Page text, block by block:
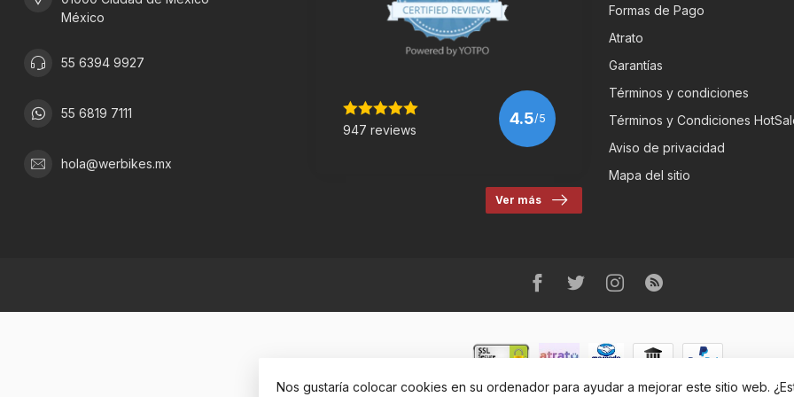
México
55 6394 9927
55 6819 7111
hola@werbikes.mx
947 reviews
4.5/5
Ver más
Formas de Pago
Atrato
Garantías
Términos y condiciones
Términos y Condiciones
Aviso de privacidad
Mapa del sitio
© Copyright 2026 WeRbikes Tienda de Bicicletas- Powered by Lightspeed-Lightspeed
Nos gustaría colocar cookies en su ordenador para ayudar a mejorar este sitio web.